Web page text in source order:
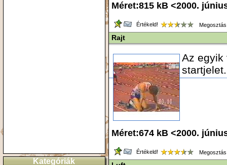
Kategóriák
Méret:815 kB <2000.
Értékeld!
Rajt
Az egyik
startjelet.
Méret:674 kB <2000.
Értékeld!